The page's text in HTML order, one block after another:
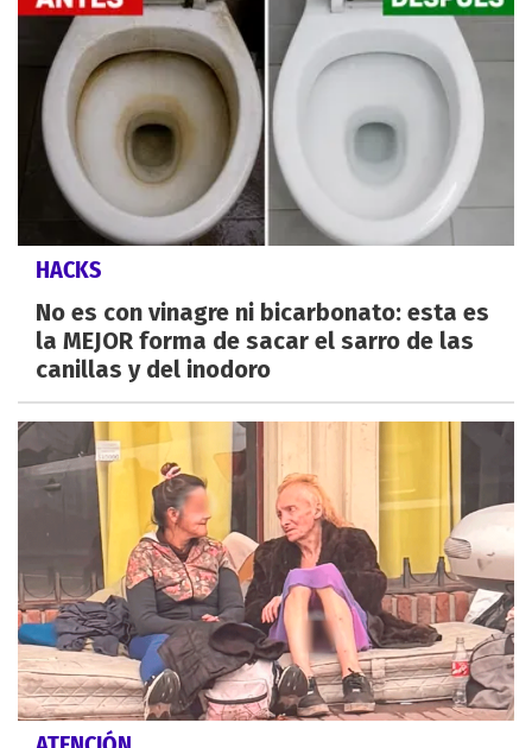
HACKS
No es con vinagre ni bicarbonato: esta es
la MEJOR forma de sacar el sarro de las
canillas y del inodoro